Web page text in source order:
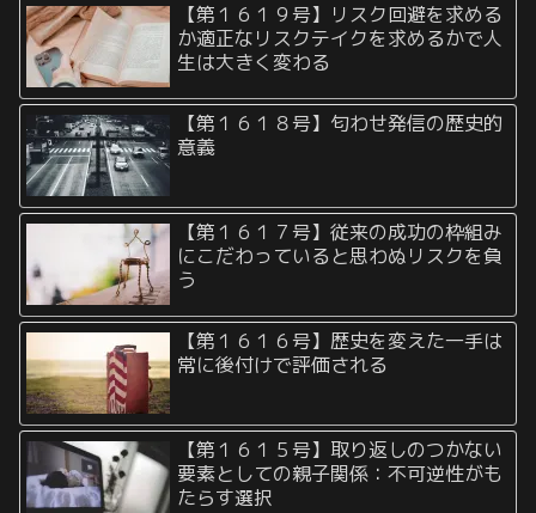
【第１６１９号】リスク回避を求める
か適正なリスクテイクを求めるかで人
生は大きく変わる
【第１６１８号】匂わせ発信の歴史的
意義
【第１６１７号】従来の成功の枠組み
にこだわっていると思わぬリスクを負
う
【第１６１６号】歴史を変えた一手は
常に後付けで評価される
【第１６１５号】取り返しのつかない
要素としての親子関係：不可逆性がも
たらす選択